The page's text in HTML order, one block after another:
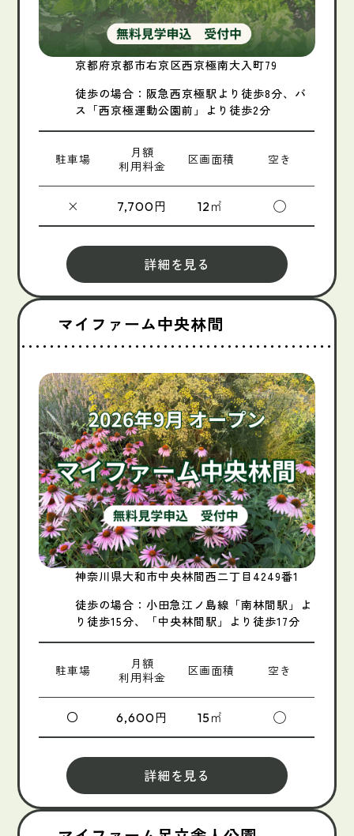
京都府京都市右京区西京極南大入町79
徒歩の場合：阪急西京極駅より徒歩8分、バ
ス「西京極運動公園前」より徒歩2分
駐車場
月額
利用料金
区画面積 空き
× 7,700円 12 ㎡ ◯
詳細を見る
マイファーム中央林間
神奈川県大和市中央林間西二丁目4249番1
徒歩の場合：小田急江ノ島線「南林間駅」よ
り徒歩15分、「中央林間駅」より徒歩17分
駐車場
月額
利用料金
区画面積 空き
〇 6,600円 15㎡ ◯
詳細を見る